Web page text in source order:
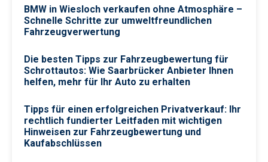
BMW in Wiesloch verkaufen ohne Atmosphäre –
Schnelle Schritte zur umweltfreundlichen
Fahrzeugverwertung
Die besten Tipps zur Fahrzeugbewertung für
Schrottautos: Wie Saarbrücker Anbieter Ihnen
helfen, mehr für Ihr Auto zu erhalten
Tipps für einen erfolgreichen Privatverkauf: Ihr
rechtlich fundierter Leitfaden mit wichtigen
Hinweisen zur Fahrzeugbewertung und
Kaufabschlüssen